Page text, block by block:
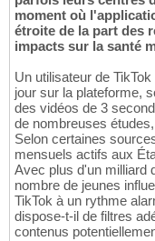
moment où
étroite de la part des
impacts sur la santé
Un utilisateur de
jour sur la plateforme,
des vidéos de 3
de nombreuses
Selon certaines
mensuels actifs aux
Avec plus d'un milliard
nombre de jeunes
TikTok à un rythme
dispose-t-il de filtres
contenus